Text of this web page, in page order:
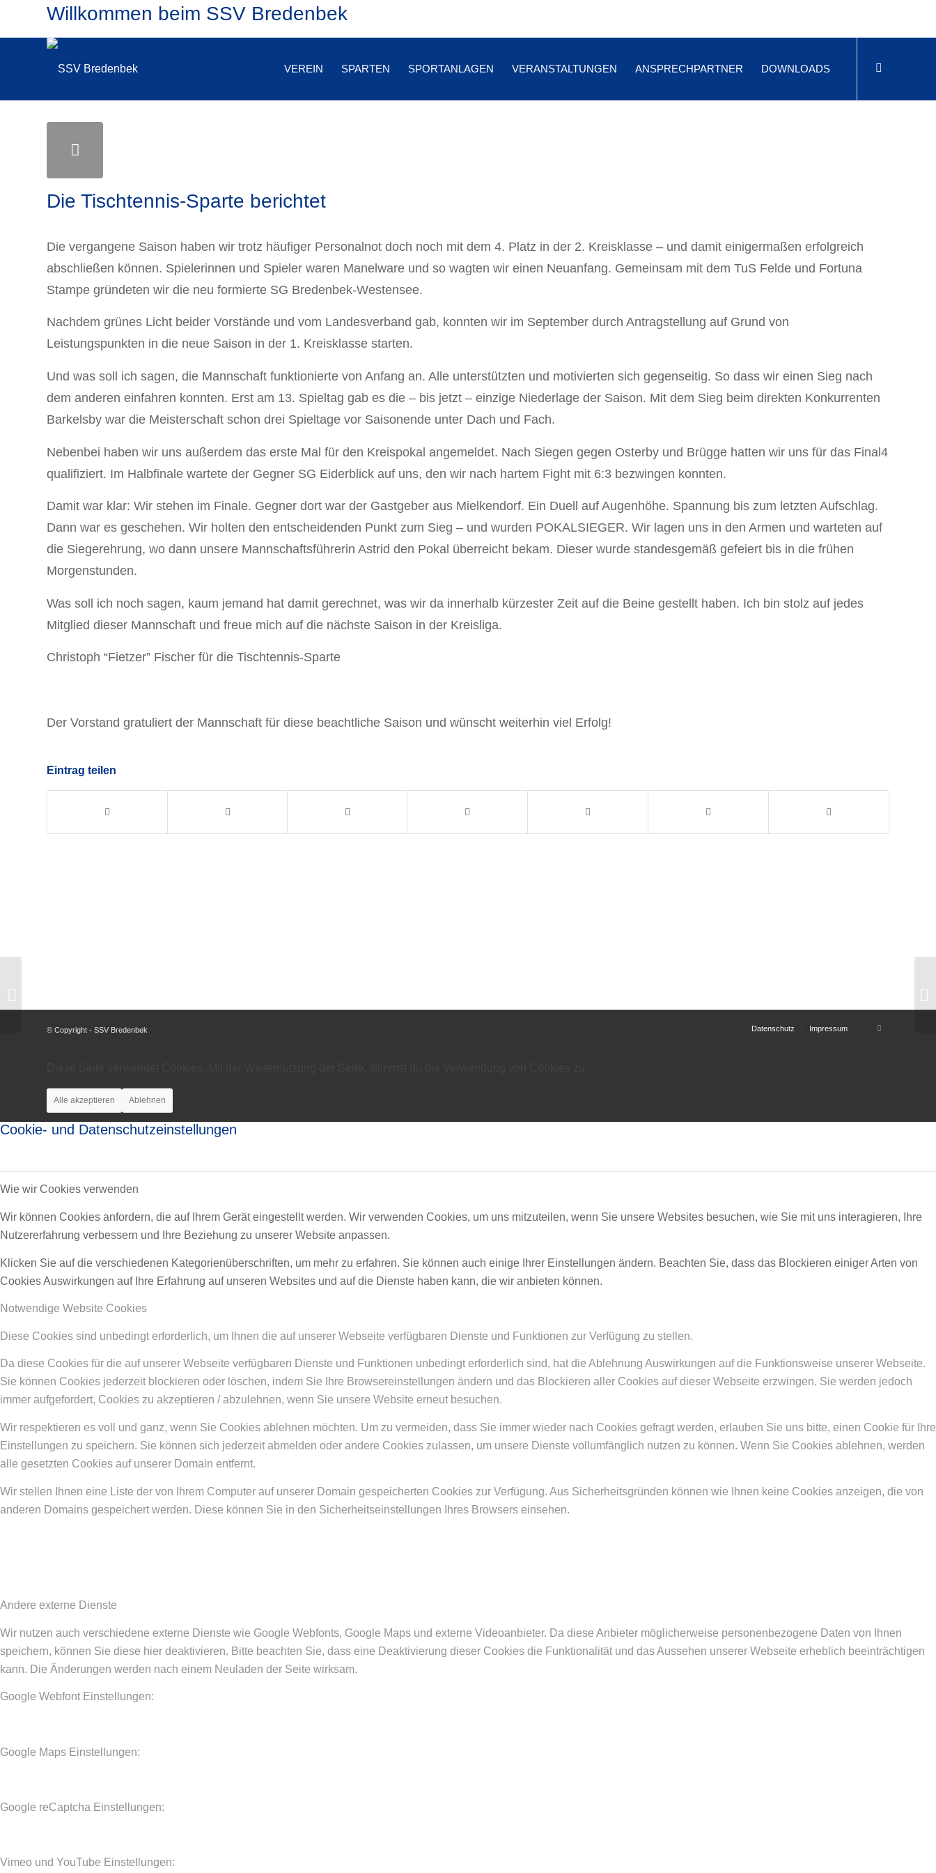
Willkommen beim SSV Bredenbek
VEREIN SPARTEN SPORTANLAGEN VERANSTALTUNGEN ANSPRECHPARTNER DOWNLOADS
Die Tischtennis-Sparte berichtet
Die vergangene Saison haben wir trotz häufiger Personalnot doch noch mit dem 4. Platz in der 2. Kreisklasse – und damit einigermaßen erfolgreich
abschließen können. Spielerinnen und Spieler waren Manelware und so wagten wir einen Neuanfang. Gemeinsam mit dem TuS Felde und Fortuna
Stampe gründeten wir die neu formierte SG Bredenbek-Westensee.
Nachdem grünes Licht beider Vorstände und vom Landesverband gab, konnten wir im September durch Antragstellung auf Grund von
Leistungspunkten in die neue Saison in der 1. Kreisklasse starten.
Und was soll ich sagen, die Mannschaft funktionierte von Anfang an. Alle unterstützten und motivierten sich gegenseitig. So dass wir einen Sieg nach
dem anderen einfahren konnten. Erst am 13. Spieltag gab es die – bis jetzt – einzige Niederlage der Saison. Mit dem Sieg beim direkten Konkurrenten
Barkelsby war die Meisterschaft schon drei Spieltage vor Saisonende unter Dach und Fach.
Nebenbei haben wir uns außerdem das erste Mal für den Kreispokal angemeldet. Nach Siegen gegen Osterby und Brügge hatten wir uns für das Final4
qualifiziert. Im Halbfinale wartete der Gegner SG Eiderblick auf uns, den wir nach hartem Fight mit 6:3 bezwingen konnten.
Damit war klar: Wir stehen im Finale. Gegner dort war der Gastgeber aus Mielkendorf. Ein Duell auf Augenhöhe. Spannung bis zum letzten Aufschlag.
Dann war es geschehen. Wir holten den entscheidenden Punkt zum Sieg – und wurden POKALSIEGER. Wir lagen uns in den Armen und warteten auf
die Siegerehrung, wo dann unsere Mannschaftsführerin Astrid den Pokal überreicht bekam. Dieser wurde standesgemäß gefeiert bis in die frühen
Morgenstunden.
Was soll ich noch sagen, kaum jemand hat damit gerechnet, was wir da innerhalb kürzester Zeit auf die Beine gestellt haben. Ich bin stolz auf jedes
Mitglied dieser Mannschaft und freue mich auf die nächste Saison in der Kreisliga.
Christoph “Fietzer” Fischer für die Tischtennis-Sparte
Der Vorstand gratuliert der Mannschaft für diese beachtliche Saison und wünscht weiterhin viel Erfolg!
Eintrag teilen
© Copyright - SSV Bredenbek Datenschutz Impressum
Alle akzeptieren Ablehnen
Cookie- und Datenschutzeinstellungen
Wie wir Cookies verwenden
Wir können Cookies anfordern, die auf Ihrem Gerät eingestellt werden. Wir verwenden Cookies, um uns mitzuteilen, wenn Sie unsere Websites besuchen, wie Sie mit uns interagieren, Ihre
Nutzererfahrung verbessern und Ihre Beziehung zu unserer Website anpassen.
Klicken Sie auf die verschiedenen Kategorienüberschriften, um mehr zu erfahren. Sie können auch einige Ihrer Einstellungen ändern. Beachten Sie, dass das Blockieren einiger Arten von
Cookies Auswirkungen auf Ihre Erfahrung auf unseren Websites und auf die Dienste haben kann, die wir anbieten können.
Notwendige Website Cookies
Diese Cookies sind unbedingt erforderlich, um Ihnen die auf unserer Webseite verfügbaren Dienste und Funktionen zur Verfügung zu stellen.
Da diese Cookies für die auf unserer Webseite verfügbaren Dienste und Funktionen unbedingt erforderlich sind, hat die Ablehnung Auswirkungen auf die Funktionsweise unserer Webseite.
Sie können Cookies jederzeit blockieren oder löschen, indem Sie Ihre Browsereinstellungen ändern und das Blockieren aller Cookies auf dieser Webseite erzwingen. Sie werden jedoch
immer aufgefordert, Cookies zu akzeptieren / abzulehnen, wenn Sie unsere Website erneut besuchen.
Wir respektieren es voll und ganz, wenn Sie Cookies ablehnen möchten. Um zu vermeiden, dass Sie immer wieder nach Cookies gefragt werden, erlauben Sie uns bitte, einen Cookie für Ihre
Einstellungen zu speichern. Sie können sich jederzeit abmelden oder andere Cookies zulassen, um unsere Dienste vollumfänglich nutzen zu können. Wenn Sie Cookies ablehnen, werden
alle gesetzten Cookies auf unserer Domain entfernt.
Wir stellen Ihnen eine Liste der von Ihrem Computer auf unserer Domain gespeicherten Cookies zur Verfügung. Aus Sicherheitsgründen können wie Ihnen keine Cookies anzeigen, die von
anderen Domains gespeichert werden. Diese können Sie in den Sicherheitseinstellungen Ihres Browsers einsehen.
Andere externe Dienste
Wir nutzen auch verschiedene externe Dienste wie Google Webfonts, Google Maps und externe Videoanbieter. Da diese Anbieter möglicherweise personenbezogene Daten von Ihnen
speichern, können Sie diese hier deaktivieren. Bitte beachten Sie, dass eine Deaktivierung dieser Cookies die Funktionalität und das Aussehen unserer Webseite erheblich beeinträchtigen
kann. Die Änderungen werden nach einem Neuladen der Seite wirksam.
Google Webfont Einstellungen:
Google Maps Einstellungen:
Google reCaptcha Einstellungen:
Vimeo und YouTube Einstellungen: